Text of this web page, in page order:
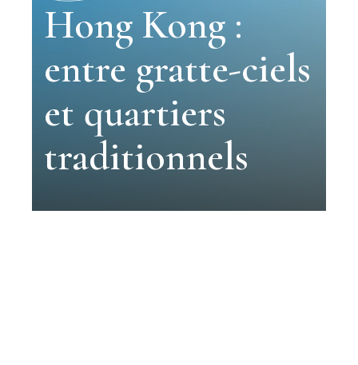
Hong Kong :
entre gratte-ciels
et quartiers
traditionnels